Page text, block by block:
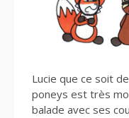
Lucie que ce soit
poneys est très
balade avec ses